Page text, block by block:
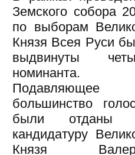
Земского собора
по выборам
Князя Всея Руси
выдвинуты
номинанта.
Подавляющее
большинство
были отданы
кандидатуру
Князя